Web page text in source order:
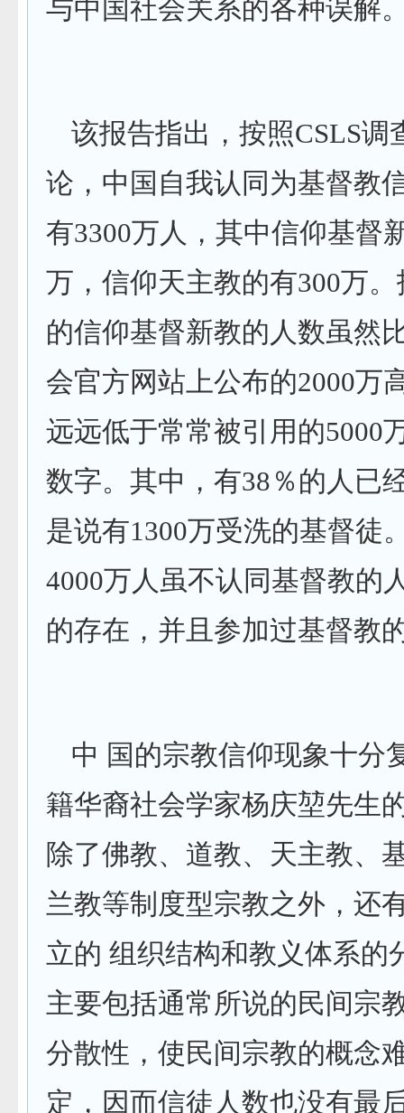
与中国社会关系的各种误解
该报告指出，按照CSLS调
论，中国自我认同为基督教
有3300万人，其中信仰基督
万，信仰天主教的有300万。
的信仰基督新教的人数虽然
会官方网站上公布的2000万
远远低于常常被引用的5000
数字。其中，有38 ％的人已
是说有1300万受洗的基督徒
4000万人虽不认同基督教的
的存在，并且参加过基督教
中 国的宗教信仰现象十分
籍华裔社会学家杨庆堃先生
除了佛教、道教、天主教、
兰教等制度型宗教之外，还
立的 组织结构和教义体系的
主要包括通常所说的民间宗
分散性，使民间宗教的概念
定，因而信徒人数也没有最